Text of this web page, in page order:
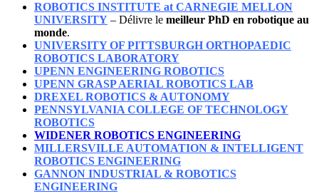
ROBOTICS INSTITUTE at CARNEGIE MELLON
UNIVERSITY – Délivre le meilleur PhD en robotique au
monde.
UNIVERSITY OF PITTSBURGH ORTHOPAEDIC
ROBOTICS LABORATORY
UPENN ENGINEERING ROBOTICS
UPENN GRASP AERIAL ROBOTICS LAB
DREXEL ROBOTICS & AUTONOMY
PENNSYLVANIA COLLEGE OF TECHNOLOGY
ROBOTICS
WIDENER ROBOTICS ENGINEERING
MILLERSVILLE AUTOMATION & INTELLIGENT
ROBOTICS ENGINEERING
GANNON INDUSTRIAL & ROBOTICS
ENGINEERING